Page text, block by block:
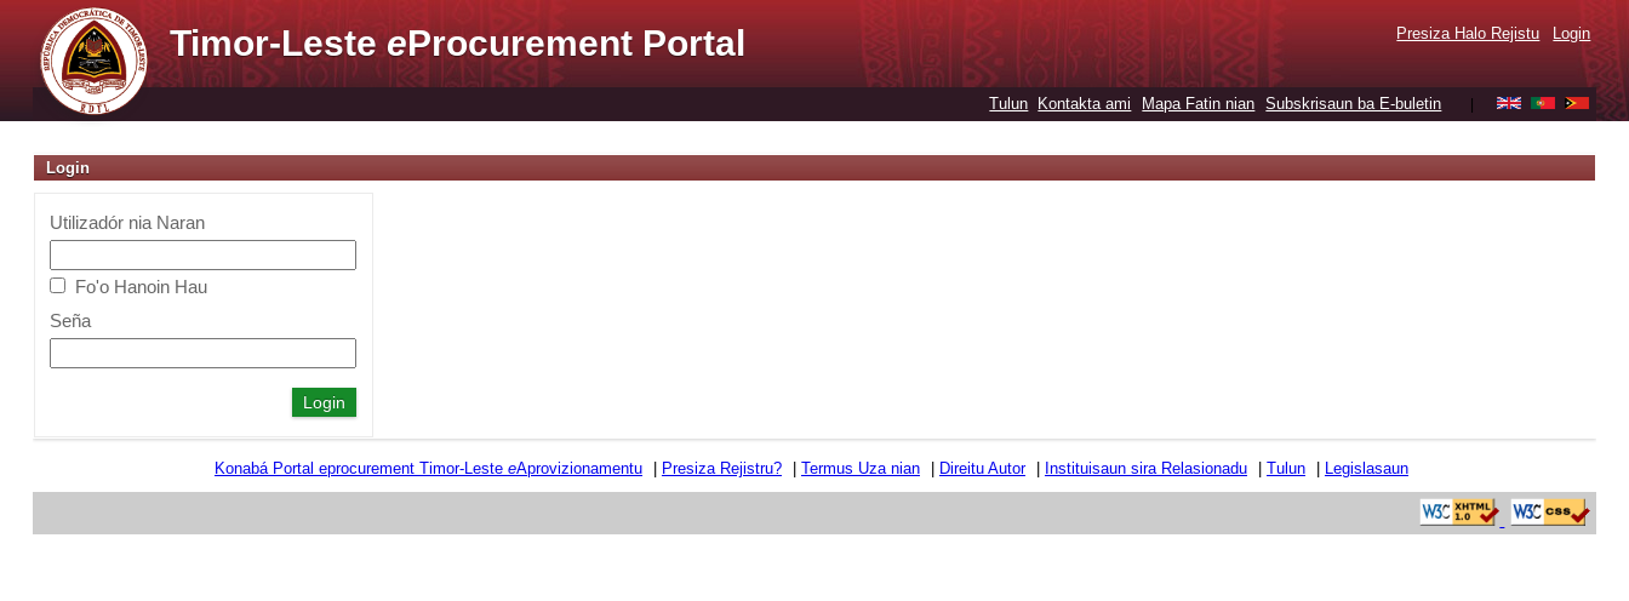
Timor-LesteeProcurement Portal Presiza Halo Rejistu Login
Tulun Kontakta ami Mapa Fatin nian Subskrisaun ba E-buletin
Login
Utilizadór nia Naran
Fo'o Hanoin Hau
Seña
Konabá Portal eprocurement Timor-Leste eAprovizionamentu Presiza Rejistru? Termus Uza nian Direitu Autor Instituisaun sira Relasionadu Tulun Legislasaun